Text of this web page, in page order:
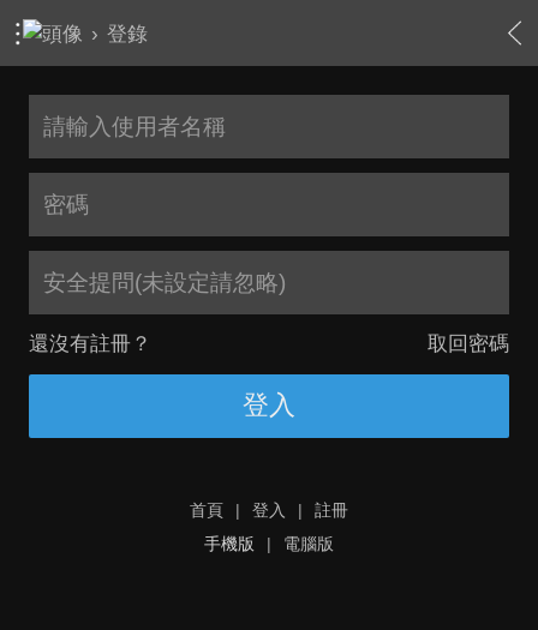
› 登錄
安全提問(未設定請忽略)
還沒有註冊？ 取回密碼
登入
首頁 | 登入 |
註冊
手機版
| 電腦版